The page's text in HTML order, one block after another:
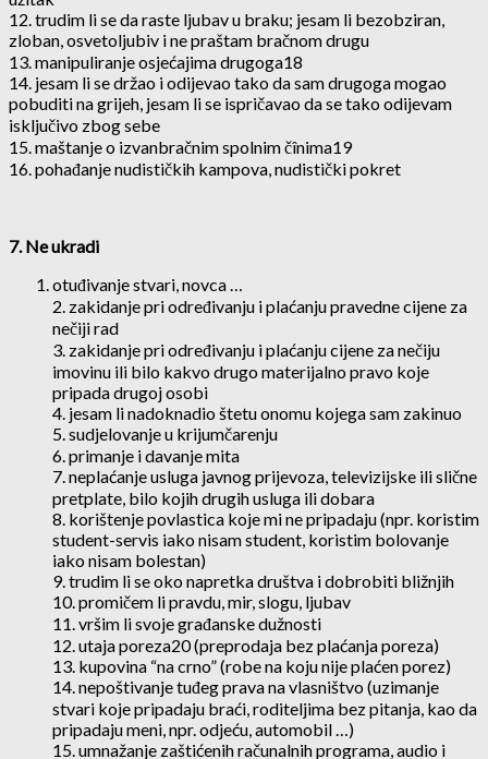
12. trudim li se da raste ljubav u braku; jesam li bezobziran,
zloban, osvetoljubiv i ne praštam bračnom drugu
13. manipuliranje osjećajima drugoga18
14. jesam li se držao i odijevao tako da sam drugoga mogao
pobuditi na grijeh, jesam li se ispričavao da se tako odijevam
isključivo zbog sebe
15. maštanje o izvanbračnim spolnim čînima19
16. pohađanje nudističkih kampova, nudistički pokret
7. Ne ukradi
otuđivanje stvari, novca …
2. zakidanje pri određivanju i plaćanju pravedne cijene za
nečiji rad
3. zakidanje pri određivanju i plaćanju cijene za nečiju
imovinu ili bilo kakvo drugo materijalno pravo koje
pripada drugoj osobi
4. jesam li nadoknadio štetu onomu kojega sam zakinuo
5. sudjelovanje u krijumčarenju
6. primanje i davanje mita
7. neplaćanje usluga javnog prijevoza, televizijske ili slične
pretplate, bilo kojih drugih usluga ili dobara
8. korištenje povlastica koje mi ne pripadaju (npr. koristim
student-servis iako nisam student, koristim bolovanje
iako nisam bolestan)
9. trudim li se oko napretka društva i dobrobiti bližnjih
10. promičem li pravdu, mir, slogu, ljubav
11. vršim li svoje građanske dužnosti
12. utaja poreza20 (preprodaja bez plaćanja poreza)
13. kupovina “na crno” (robe na koju nije plaćen porez)
14. nepoštivanje tuđeg prava na vlasništvo (uzimanje
stvari koje pripadaju braći, roditeljima bez pitanja, kao da
pripadaju meni, npr. odjeću, automobil …)
15. umnažanje zaštićenih računalnih programa, audio i